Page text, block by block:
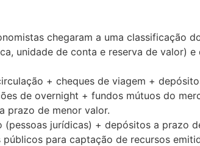
chegaram a uma classificação
unidade de conta e reserva de valor)
+ cheques de viagem +
de overnight + fundos mútuos do
prazo de menor valor.
jurídicas) + depósitos a prazo
para captação de recursos